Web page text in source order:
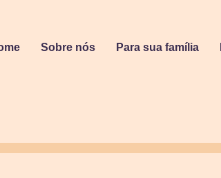
Sobre nós Para sua família